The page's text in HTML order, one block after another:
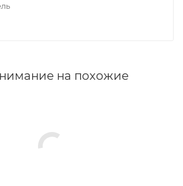
на похожие